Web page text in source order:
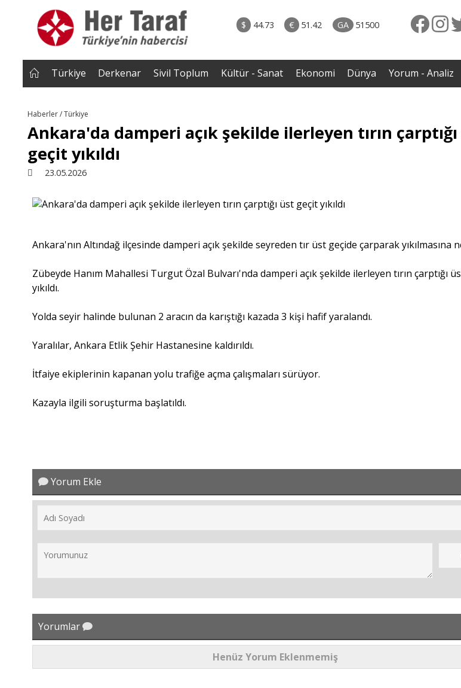
$ 44.73 € 51.42 GA 51500
• Reformlarla Onarılamayan Yargı|Av.Semih Biten
• ERZENGİZ: Kaybettiğimiz İç Dünyanın
Türkiye Derkenar Sivil Toplum Kültür - Sanat Ekonomi Dünya Yorum - Analiz
Haberler / Türkiye
Ankara'da damperi açık şekilde ilerleyen tırın
geçit yıkıldı
23.05.2026
Ankara'nın Altındağ ilçesinde damperi açık şekilde seyreden tır üst geçide çarparak yıkılmasına
Zübeyde Hanım Mahallesi Turgut Özal Bulvarı'nda damperi açık şekilde ilerleyen tırın çarptığı
yıkıldı.
Yolda seyir halinde bulunan 2 aracın da karıştığı kazada 3 kişi hafif yaralandı.
Yaralılar, Ankara Etlik Şehir Hastanesine kaldırıldı.
İtfaiye ekiplerinin kapanan yolu trafiğe açma çalışmaları sürüyor.
Kazayla ilgili soruşturma başlatıldı.
Yorum Ekle
Yorumlar
Henüz Yorum Eklenmemiş